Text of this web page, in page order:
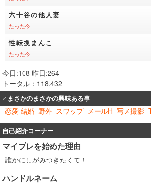
今日:108 昨日:264
トータル：118,432
♂まさかのまさかの興味ある事
恋愛 結婚 野外 スワップ メールH 写メ撮影
自己紹介コーナー
マイプレを始めた理由
誰かにしがみつきたくて！
ハンドルネーム